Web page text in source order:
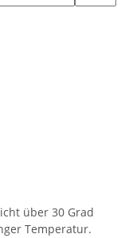
über 30 Grad
Temperatur.